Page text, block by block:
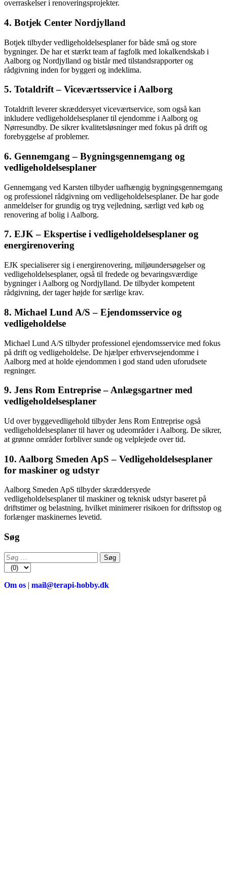
overraskelser i renoveringsprojekter.
4. Botjek Center Nordjylland
Botjek tilbyder vedligeholdelsesplaner for både små og store
bygninger. De har et stærkt team af fagfolk med lokalkendskab i
Aalborg og Nordjylland og bistår med tilstandsrapporter og
rådgivning inden for byggeri og indeklima.
5. Totaldrift – Viceværtsservice i Aalborg
Totaldrift leverer skræddersyet viceværtservice, som også kan
inkludere vedligeholdelsesplaner til ejendomme i Aalborg og
Nørresundby. De sikrer kvalitetsløsninger med fokus på drift og
forebyggelse af problemer.
6. Gennemgang – Bygningsgennemgang og
vedligeholdelsesplaner
Gennemgang ved Karsten tilbyder uafhængig bygningsgennemgang
og professionel rådgivning om vedligeholdelsesplaner. De har gode
anmeldelser for grundig og tryg vejledning, særligt ved køb og
renovering af bolig i Aalborg.
7. EJK – Ekspertise i vedligeholdelsesplaner og
energirenovering
EJK specialiserer sig i energirenovering, miljøundersøgelser og
vedligeholdelsesplaner, også til fredede og bevaringsværdige
bygninger i Aalborg og Nordjylland. De tilbyder kompetent
rådgivning, der tager højde for særlige krav.
8. Michael Lund A/S – Ejendomsservice og
vedligeholdelse
Michael Lund A/S tilbyder professionel ejendomsservice med fokus
på drift og vedligeholdelse. De hjælper erhvervsejendomme i
Aalborg med at holde ejendommen i god stand uden uforudsete
regninger.
9. Jens Rom Entreprise – Anlægsgartner med
vedligeholdelsesplaner
Ud over byggevedligehold tilbyder Jens Rom Entreprise også
vedligeholdelsesplaner til haver og udeområder i Aalborg. De sikrer,
at grønne områder forbliver sunde og velplejede over tid.
10. Aalborg Smeden ApS – Vedligeholdelsesplaner
for maskiner og udstyr
Aalborg Smeden ApS tilbyder skræddersyede
vedligeholdelsesplaner til maskiner og teknisk udstyr baseret på
driftstimer og belastning, hvilket minimerer risikoen for driftsstop og
forlænger maskinernes levetid.
Søg
Søg
efter:
Om os | mail@terapi-hobby.dk